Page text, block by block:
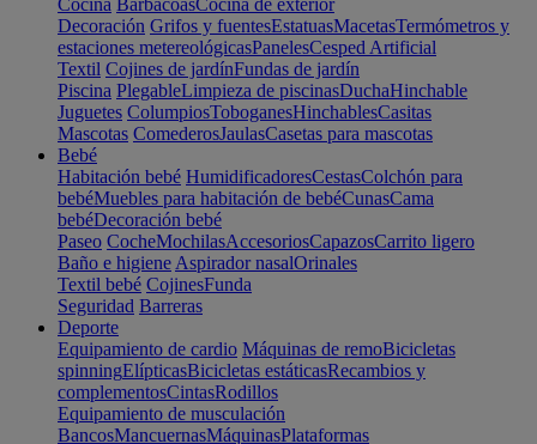
Cocina BarbacoasCocina de exterior
Decoración Grifos y fuentesEstatuasMacetasTermómetros y
estaciones metereológicasPanelesCesped Artificial
Textil Cojines de jardínFundas de jardín
Piscina PlegableLimpieza de piscinasDuchaHinchable
Juguetes ColumpiosToboganesHinchablesCasitas
Mascotas ComederosJaulasCasetas para mascotas
Bebé
Habitación bebé HumidificadoresCestasColchón para
bebéMuebles para habitación de bebéCunasCama
bebéDecoración bebé
Paseo CocheMochilasAccesoriosCapazosCarrito ligero
Baño e higiene Aspirador nasalOrinales
Textil bebé CojinesFunda
Seguridad Barreras
Deporte
Equipamiento de cardio Máquinas de remoBicicletas
spinningElípticasBicicletas estáticasRecambios y
complementosCintasRodillos
Equipamiento de musculación
BancosMancuernasMáquinasPlataformas